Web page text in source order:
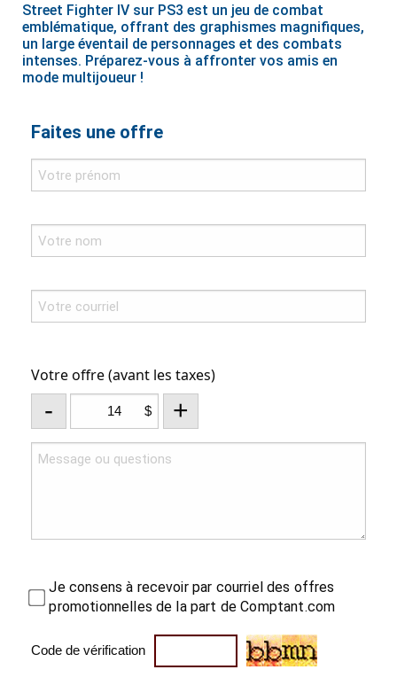
Street Fighter IV sur PS3 est un jeu de combat
emblématique, offrant des graphismes magnifiques,
un large éventail de personnages et des combats
intenses. Préparez-vous à affronter vos amis en
mode multijoueur !
Faites une offre
Votre offre (avant les taxes)
- $ +
Je consens à recevoir par courriel des offres
promotionnelles de la part de Comptant.com
Code de vérification